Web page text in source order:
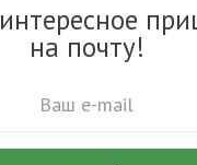
на почту!